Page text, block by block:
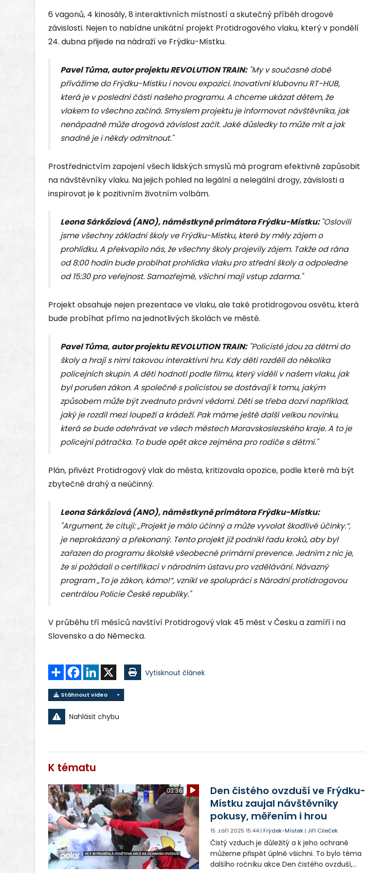
6 vagonů, 4 kinosály, 8 interaktivních místností a skutečný příběh drogové
závislosti. Nejen to nabídne unikátní projekt Protidrogového vlaku, který v pondělí
24. dubna přijede na nádraží ve Frýdku-Místku.
Pavel Tůma, autor projektu REVOLUTION TRAIN:"My v současné době
přivážíme do Frýdku-Místku i novou expozici. Inovativní klubovnu RT-HUB,
která je v poslední části našeho programu. A chceme ukázat dětem, že
vlakem to všechno začíná. Smyslem projektu je informovat návštěvníka, jak
nenápadně může drogová závislost začít. Jaké důsledky to může mít a jak
snadné je i někdy odmítnout."
Prostřednictvím zapojení všech lidských smyslů má program efektivně zapůsobit
na návštěvníky vlaku. Na jejich pohled na legální a nelegální drogy, závislosti a
inspirovat je k pozitivním životním volbám.
Leona Sárkőziová (ANO), náměstkyně primátora Frýdku-Místku: "Oslovili
jsme všechny základní školy ve Frýdku-Místku, které by měly zájem o
prohlídku. A překvapilo nás, že všechny školy projevily zájem. Takže od rána
od 8:00 hodin bude probíhat prohlídka vlaku pro střední školy a odpoledne
od 15:30 pro veřejnost. Samozřejmě, všichni mají vstup zdarma."
Projekt obsahuje nejen prezentace ve vlaku, ale také protidrogovou osvětu, která
bude probíhat přímo na jednotlivých školách ve městě.
Pavel Tůma, autor projektu REVOLUTION TRAIN:"Policisté jdou za dětmi do
školy a hrají s nimi takovou interaktivní hru. Kdy děti rozdělí do několika
policejních skupin. A děti hodnotí podle filmu, který viděli v našem vlaku, jak
byl porušen zákon. A společně s policistou se dostávají k tomu, jakým
způsobem může být zvednuto právní vědomí. Děti se třeba dozví například,
jaký je rozdíl mezi loupeží a krádeží. Pak máme ještě další velkou novinku,
která se bude odehrávat ve všech městech Moravskoslezského kraje. A to je
policejní pátračka. To bude opět akce zejména pro rodiče s dětmi."
Plán, přivézt Protidrogový vlak do města, kritizovala opozice, podle které má být
zbytečně drahý a neúčinný.
Leona Sárkőziová (ANO), náměstkyně primátora Frýdku-Místku:
"Argument, že cituji: „Projekt je málo účinný a může vyvolat škodlivé účinky.“,
je neprokázaný a překonaný. Tento projekt již podnikl řadu kroků, aby byl
zařazen do programu školské všeobecné primární prevence. Jedním z nic je,
že si požádali o certifikaci v národním ústavu pro vzdělávání. Návazný
program „To je zákon, kámo!“, vznikl ve spolupráci s Národní protidrogovou
centrálou Policie České republiky."
V průběhu tří měsíců navštíví Protidrogový vlak 45 měst v Česku a zamíří i na
Slovensko a do Německa.
Sdílet FacebookLinkedIn Vytisknout článek
Stáhnout video
Nahlásit chybu
K tématu
03:36
Den čistého ovzduší ve Frýdku-
Místku zaujal návštěvníky
pokusy, měřením i hrou
15. září 2025 15:44 |Frýdek-Místek |Jiří Cileček
Čistý vzduch je důležitý a k jeho ochraně
můžeme přispět úplně všichni. To bylo téma
dalšího ročníku akce Den čistého ovzduší,